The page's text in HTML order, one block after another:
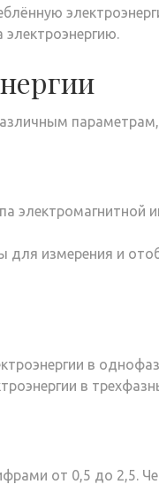
электромагнитной
для измерения и
в
в
от 0,5 до 2,5.